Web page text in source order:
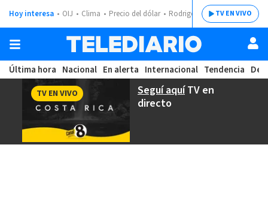
Hoy interesa OIJ Clima Precio del dólar Rodrigo ChavesTV EN VIVO
Última hora Nacional En alerta Internacional Tendencia
Seguí aquíTV en
directo
TV EN VIVO